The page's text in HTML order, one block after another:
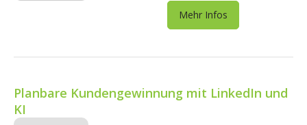
Mehr Infos
Planbare Kundengewinnung mit LinkedIn und
KI